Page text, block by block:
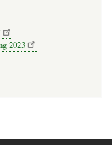
2023